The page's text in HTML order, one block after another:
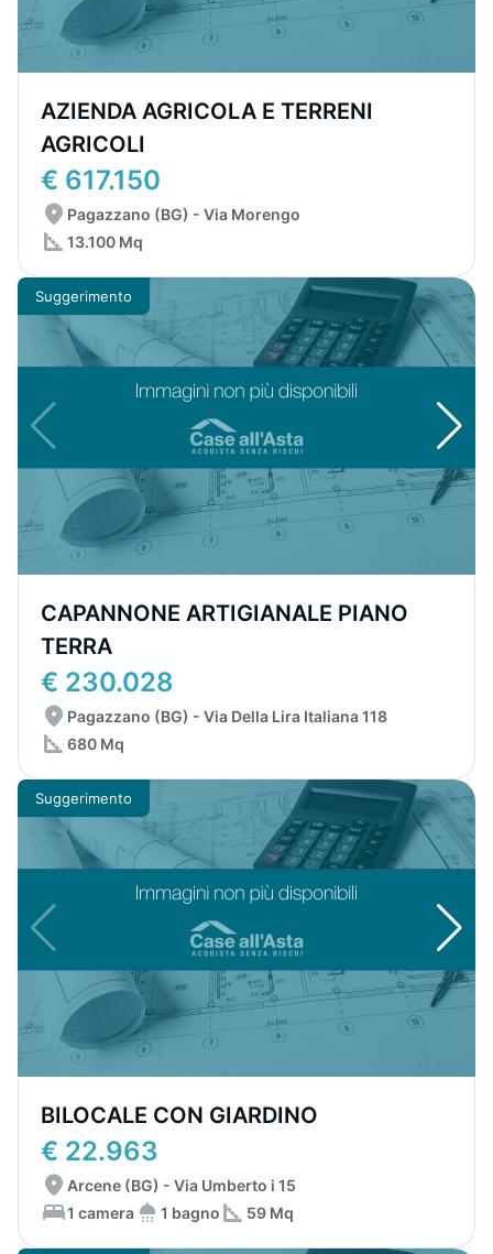
AZIENDA AGRICOLA E TERRENI
AGRICOLI
€ 617.150
Pagazzano (BG) - Via Morengo
13.100 Mq
Suggerimento
CAPANNONE ARTIGIANALE PIANO
TERRA
€ 230.028
Pagazzano (BG) - Via Della Lira Italiana 118
680 Mq
Suggerimento
BILOCALE CON GIARDINO
€ 22.963
Arcene (BG) - Via Umberto i 15
1 camera
1 bagno 59 Mq